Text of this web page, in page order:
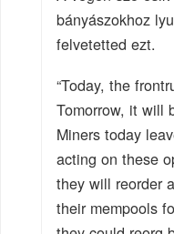
bányászokhoz
felvetetted ezt.
“Today, the
Tomorrow, it will
Miners today
acting on these
they will reorder
their mempools